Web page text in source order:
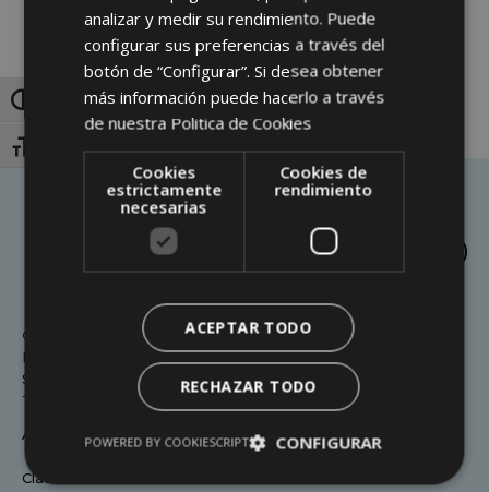
Alternar alto contraste
Alternar tamaño de letra
© Fefriga - Federación Frisona Galega
Rúa Melide 25-27 Baixo - 15705
Santiago de Compostela - A Coruña - España
Tfno./Fax: + 34 981 573 879 + 34 981 573 775
Accesibilidad
Clausulado RGPD
analizar y medir su rendimiento. Puede
configurar sus preferencias a través del
botón de “Configurar”. Si desea obtener
más información puede hacerlo a través
de nuestra Politica de Cookies
Cookies
estrictamente
necesarias
Cookies de
rendimiento
ACEPTAR TODO
RECHAZAR TODO
CONFIGURAR
POWERED BY COOKIESCRIPT